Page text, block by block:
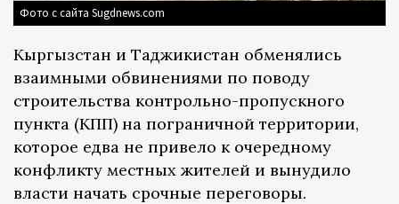
Фото с сайта Sugdnews.com
Кыргызстан и Таджикистан обменялись
взаимными обвинениями по поводу
строительства контрольно-пропускного
пункта (КПП) на пограничной территории,
которое едва не привело к очередному
конфликту местных жителей и вынудило
власти начать срочные переговоры.